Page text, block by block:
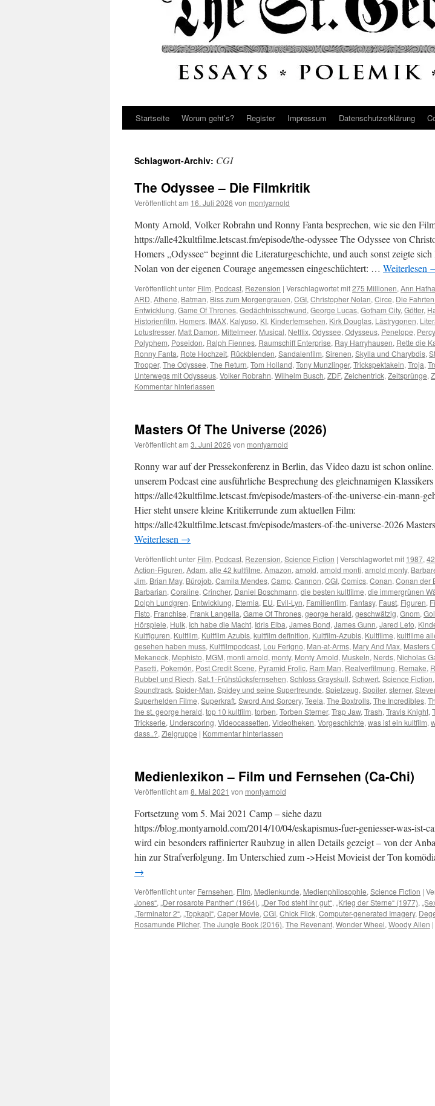
Startseite Worum geht’s? Register Impressum Datenschutz­erklärung
Schlagwort-Archiv: CGI
The Odyssee – Die Filmkritik
Veröffentlicht am 16. Juli 2026 von montyarnold
Monty Arnold, Volker Robrahn und Ronny Fanta besprechen, wie sie den
https://alle42kultfilme.letscast.fm/episode/the-odyssee The Odyssee von
Homers „Odyssee“ beginnt die Literaturgeschichte, und auch sonst zeigte
Nolan von der eigenen Courage angemessen eingeschüchtert: … Weiterlesen
Veröffentlicht unter Film, Podcast, Rezension | Verschlagwortet mit275 Millionen, Ann
ARD, Athene, Batman, Biss zum Morgengrauen, CGI, Christopher Nolan, Circe, Die
Entwicklung, Game Of Thrones, Gedächtnisschwund, George Lucas, Gotham City, Götter,
Historienfilm, Homers, IMAX, Kalypso, KI, Kinderfernsehen, Kirk Douglas, Lästrygonen,
Lotusfresser, Matt Damon, Mittelmeer, Musical, Netflix, Odyssee, Odysseus, Penelope,
Polyphem, Poseidon, Ralph Fiennes, Raumschiff Enterprise, Ray Harryhausen, Rette die
Ronny Fanta, Rote Hochzeit, Rückblenden, Sandalenfilm, Sirenen, Skylla und Charybdis,
Trooper, The Odyssee, The Return, Tom Holland, Tony Munzlinger, Trickspektakeln, Troja,
Unterwegs mit Odysseus, Volker Robrahn, Wilhelm Busch, ZDF, Zeichentrick, Zeitsprünge,
Kommentar hinterlassen
Masters Of The Universe (2026)
Veröffentlicht am 3. Juni 2026 von montyarnold
Ronny war auf der Pressekonferenz in Berlin, das Video dazu ist schon
unserem Podcast eine ausführliche Besprechung des gleichnamigen
https://alle42kultfilme.letscast.fm/episode/masters-of-the-universe-ein-mann-
Hier steht unsere kleine Kritikerrunde zum aktuellen Film:
https://alle42kultfilme.letscast.fm/episode/masters-of-the-universe-2026
Weiterlesen →
Veröffentlicht unter Film, Podcast, Rezension, Science Fiction | Verschlagwortet mit 1987,
Action-Figuren, Adam, alle 42 kultfilme, Amazon, arnold, arnold monti, arnold monty,
Jim, Brian May, Bürojob, Camila Mendes, Camp, Cannon, CGI, Comics, Conan, Conan der
Barbarian, Coraline, Crincher, Daniel Boschmann, die besten kultfilme, die immergrünen
Dolph Lundgren, Entwicklung, Eternia, EU, Evil-Lyn, Familienfilm, Fantasy, Faust, Figuren,
Fisto, Franchise, Frank Langella, Game Of Thrones, george herald, geschwätzig, Gnom,
Hörspiele, Hulk, Ich habe die Macht, Idris Elba, James Bond, James Gunn, Jared Leto,
Kultfiguren, Kultfilm, Kultfilm Azubis, kultfilm definition, Kultfilm-Azubis, Kultfilme, kultfilme
gesehen haben muss, Kultfilmpodcast, Lou Ferigno, Man-at-Arms, Mary And Max, Masters
Mekaneck, Mephisto, MGM, monti arnold, monty, Monty Arnold, Muskeln, Nerds, Nicholas
Pasetti, Pokemón, Post Credit Scene, Pyramid Frolic, Ram Man, Realverfilmung, Remake,
Rubbel und Riech, Sat.1-Frühstücksfernsehen, Schloss Grayskull, Schwert, Science Fiction,
Soundtrack, Spider-Man, Spidey und seine Superfreunde, Spielzeug, Spoiler, sterner,
Superhelden Filme, Superkraft, Sword And Sorcery, Teela, The Boxtrolls, The Incredibles,
the st. george herald, top 10 kultfilm, torben, Torben Sterner, Trap Jaw, Trash, Travis Knight,
Trickserie, Underscoring, Videocassetten, Videotheken, Vorgeschichte, was ist ein kultfilm,
dass..?, Zielgruppe | Kommentar hinterlassen
Medienlexikon – Film und Fernsehen (Ca-Chi)
Veröffentlicht am 8. Mai 2021 von montyarnold
Fortsetzung vom 5. Mai 2021 Camp – siehe dazu
https://blog.montyarnold.com/2014/10/04/eskapismus-fuer-geniesser-was-ist-
wird ein besonders raffinierter Raubzug in allen Details gezeigt – von der
hin zur Strafverfolgung. Im Unterschied zum ->Heist Movieist der Ton
→
Veröffentlicht unter Fernsehen, Film, Medienkunde, Medienphilosophie, Science Fiction |
Jones“, „Der rosarote Panther“ (1964), „Der Tod steht ihr gut“, „Krieg der Sterne“ (1977),
„Terminator 2“, „Topkapi“, Caper Movie, CGI, Chick Flick, Computer-generated Imagery,
Rosamunde Pilcher, The Jungle Book (2016), The Revenant, Wonder Wheel, Woody Allen |